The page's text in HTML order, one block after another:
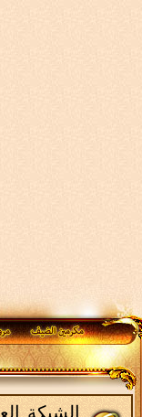
الشبكة